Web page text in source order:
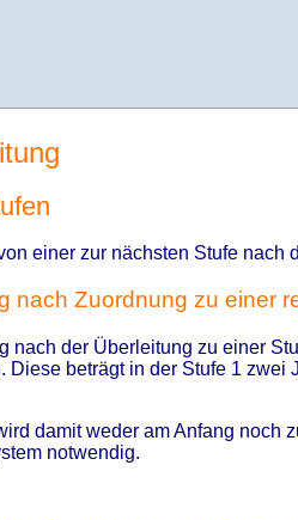
einer zur nächsten Stufe
nach Zuordnung zu einer
nach der Überleitung zu einer
Diese beträgt in der Stufe 1
damit weder am Anfang noch
notwendig.